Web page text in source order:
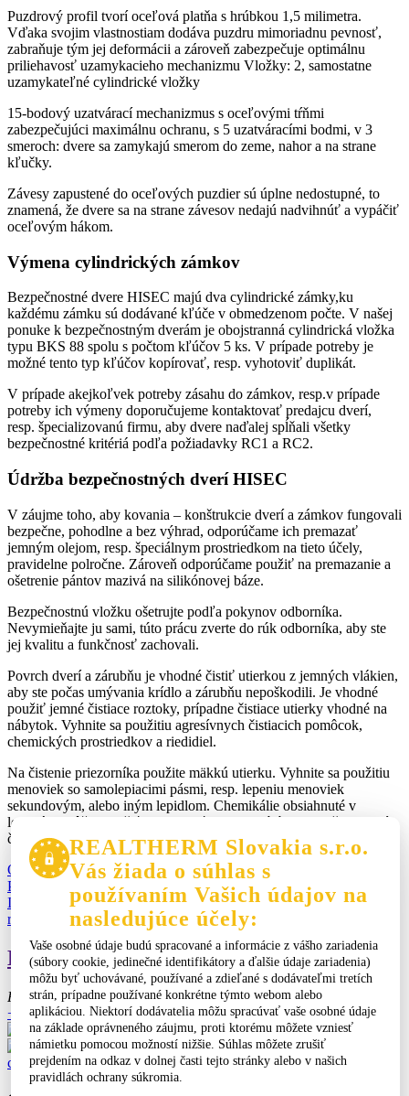
Puzdrový profil tvorí oceľová platňa s hrúbkou 1,5 milimetra.
Vďaka svojim vlastnostiam dodáva puzdru mimoriadnu pevnosť,
zabraňuje tým jej deformácii a zároveň zabezpečuje optimálnu
priliehavosť uzamykacieho mechanizmu Vložky: 2, samostatne
uzamykateľné cylindrické vložky
15-bodový uzatvárací mechanizmus s oceľovými tŕňmi
zabezpečujúci maximálnu ochranu, s 5 uzatváracími bodmi, v 3
smeroch: dvere sa zamykajú smerom do zeme, nahor a na strane
kľučky.
Závesy zapustené do oceľových puzdier sú úplne nedostupné, to
znamená, že dvere sa na strane závesov nedajú nadvihnúť a vypáčiť
oceľovým hákom.
Výmena cylindrických zámkov
Bezpečnostné dvere HISEC majú dva cylindrické zámky,ku
každému zámku sú dodávané kľúče v obmedzenom počte. V našej
ponuke k bezpečnostným dverám je obojstranná cylindrická vložka
typu BKS 88 spolu s počtom kľúčov 5 ks. V prípade potreby je
možné tento typ kľúčov kopírovať, resp. vyhotoviť duplikát.
V prípade akejkoľvek potreby zásahu do zámkov, resp.v prípade
potreby ich výmeny doporučujeme kontaktovať predajcu dverí,
resp. špecializovanú firmu, aby dvere naďalej spĺňali všetky
bezpečnostné kritériá podľa požiadavky RC1 a RC2.
Údržba bezpečnostných dverí HISEC
V záujme toho, aby kovania – konštrukcie dverí a zámkov fungovali
bezpečne, pohodlne a bez výhrad, odporúčame ich premazať
jemným olejom, resp. špeciálnym prostriedkom na tieto účely,
pravidelne polročne. Zároveň odporúčame použiť na premazanie a
ošetrenie pántov mazivá na silikónovej báze.
Bezpečnostnú vložku ošetrujte podľa pokynov odborníka.
Nevymieňajte ju sami, túto prácu zverte do rúk odborníka, aby ste
jej kvalitu a funkčnosť zachovali.
Povrch dverí a zárubňu je vhodné čistiť utierkou z jemných vlákien,
aby ste počas umývania krídlo a zárubňu nepoškodili. Je vhodné
použiť jemné čistiace roztoky, prípadne čistiace utierky vhodné na
nábytok. Vyhnite sa použitiu agresívnych čistiacich pomôcok,
chemických prostriedkov a riedidiel.
Na čistenie priezorníka použite mäkkú utierku. Vyhnite sa použitiu
menoviek so samolepiacimi pásmi, resp. lepeniu menoviek
sekundovým, alebo iným lepidlom. Chemikálie obsiahnuté v
lepidlách môžu narušiť a nahlodať povrchovú úpravu vašich dverí,
čím ju znehodnotia.
O dverách Produkty Predajné miesta Služby Kontakt
Pozáručný servis
Infolinka
FAQ Ochrana osobných údajov Všeobecné obchodné a
reklamačné podmienky Formulár na odstúpenie od zmluvy
Kontakt
REALTHERM Slovakia s.r.o.
+421 917 105 420 obchod@realtherm.com
cenová ponuka produkty
REALTHERM Slovakia s.r.o.
Vás žiada o súhlas s
používaním Vašich údajov na
nasledujúce účely:
Vaše osobné údaje budú spracované a informácie z vášho zariadenia
(súbory cookie, jedinečné identifikátory a ďalšie údaje zariadenia)
môžu byť uchovávané, používané a zdieľané s dodávateľmi tretích
strán, prípadne používané konkrétne týmto webom alebo
aplikáciou. Niektorí dodávatelia môžu spracúvať vaše osobné údaje
na základe oprávneného záujmu, proti ktorému môžete vzniesť
námietku pomocou možností nižšie. Súhlas môžete zrušiť
prejdením na odkaz v dolnej časti tejto stránky alebo v našich
pravidlách ochrany súkromia.